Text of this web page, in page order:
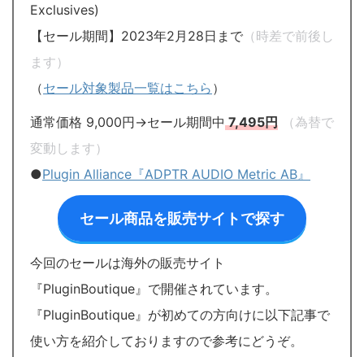
Exclusives)
【セール期間】2023年2月28日まで （時差で前後し
ます）
（セール対象製品一覧はこちら ）
通常価格 9,000円→セール期間中7,495円
（為替で
変動します）
●Plugin Alliance『ADPTR AUDIO Metric AB』
セール商品を販売サイトで探す
今回のセールは海外の販売サイト
『PluginBoutique』で開催されています。
『PluginBoutique』が初めての方向けに以下記事で
使い方を紹介しておりますので参考にどうぞ。